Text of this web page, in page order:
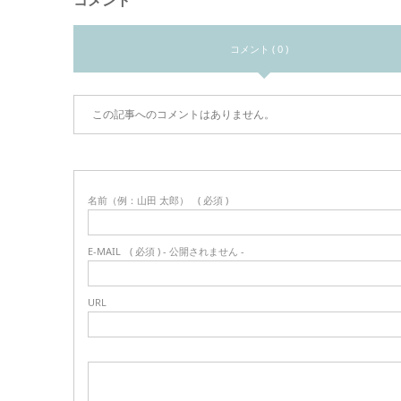
コメント ( 0 )
この記事へのコメントはありません。
名前（例：山田 太郎） ( 必須 )
E-MAIL ( 必須 ) - 公開されません -
URL